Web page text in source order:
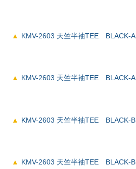
KMV-2603 天竺半袖TEE BLACK-A
KMV-2603 天竺半袖TEE BLACK-A
KMV-2603 天竺半袖TEE BLACK-B
KMV-2603 天竺半袖TEE BLACK-B